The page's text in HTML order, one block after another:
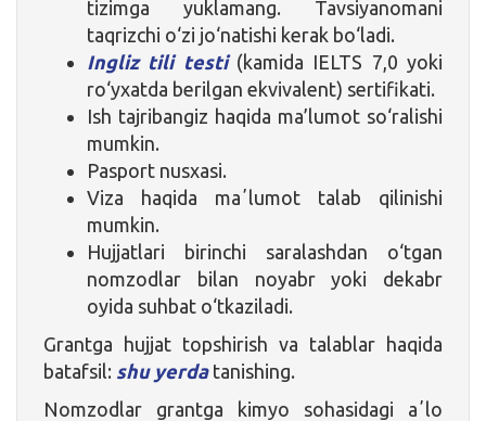
tizimga yuklamang. Tavsiyanomani
taqrizchi o‘zi jo‘natishi kerak bo‘ladi.
Ingliz tili testi(kamida IELTS 7,0 yoki
ro‘yxatda berilgan ekvivalent) sertifikati.
Ish tajribangiz haqida ma’lumot so‘ralishi
mumkin.
Pasport nusxasi.
Viza haqida maʼlumot talab qilinishi
mumkin.
Hujjatlari birinchi saralashdan o‘tgan
nomzodlar bilan noyabr yoki dekabr
oyida suhbat o‘tkaziladi.
Grantga hujjat topshirish va talablar haqida
batafsil: shu yerdatanishing.
Nomzodlar grantga kimyo sohasidagi aʼlo